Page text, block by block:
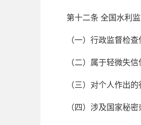
第十二条 全国水利
（一）行政监督检查
（二）属于轻微失
（三）对个人作出
（四）涉及国家秘